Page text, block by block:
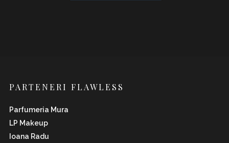
PARTENERI FLAWLESS
Parfumeria Mura
LP Makeup
Ioana Radu